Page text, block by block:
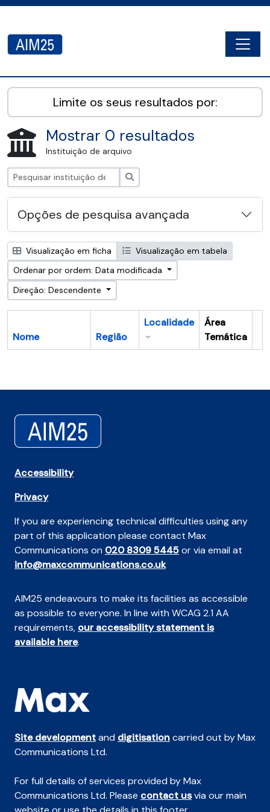
AIM25 - AtoM 2.8.2
Limite os seus resultados por:
Mostrar 0 resultados
Instituição de arquivo
Opções de pesquisa avançada
Visualização em ficha
Visualização em tabela
Ordenar por ordem: Data modificada
Direção: Descendente
Nome Região
Localidade
Área
Temática
Accessibility
Privacy
If you are experiencing technical difficulties using any
part of this application please contact Max
Communications on 020 8309 5445or via email at
info@maxcommunications.co.uk
AIM25 endeavours to make its facilities as accessible
as possible to everyone. In line with WCAG 2.1 AA
requirements, our accessibility statement is
available here.
Site developmentand digitisationcarried out by Max
Communications Ltd.
For full details of services provided by Max
Communications Ltd. Please contact usvia our main